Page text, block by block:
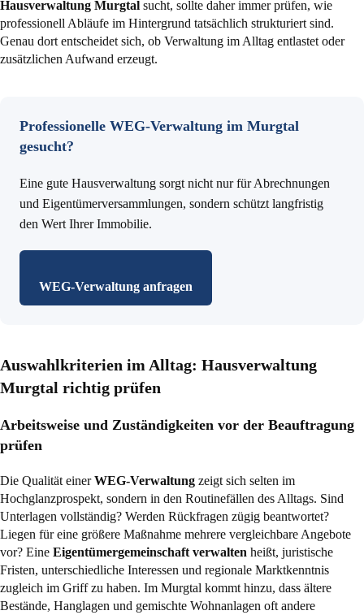
Hausverwaltung Murgtal sucht, sollte daher immer prüfen, wie
professionell Abläufe im Hintergrund tatsächlich strukturiert sind.
Genau dort entscheidet sich, ob Verwaltung im Alltag entlastet oder
zusätzlichen Aufwand erzeugt.
Professionelle WEG-Verwaltung im Murgtal
gesucht?
Eine gute Hausverwaltung sorgt nicht nur für Abrechnungen
und Eigentümerversammlungen, sondern schützt langfristig
den Wert Ihrer Immobilie.
WEG-Verwaltung anfragen
Auswahlkriterien im Alltag: Hausverwaltung
Murgtal richtig prüfen
Arbeitsweise und Zuständigkeiten vor der Beauftragung
prüfen
Die Qualität einerWEG-Verwaltung zeigt sich selten im
Hochglanzprospekt, sondern in den Routinefällen des Alltags. Sind
Unterlagen vollständig? Werden Rückfragen zügig beantwortet?
Liegen für eine größere Maßnahme mehrere vergleichbare Angebote
vor? Eine Eigentümergemeinschaft verwalten heißt, juristische
Fristen, unterschiedliche Interessen und regionale Marktkenntnis
zugleich im Griff zu haben. Im Murgtal kommt hinzu, dass ältere
Bestände, Hanglagen und gemischte Wohnanlagen oft andere